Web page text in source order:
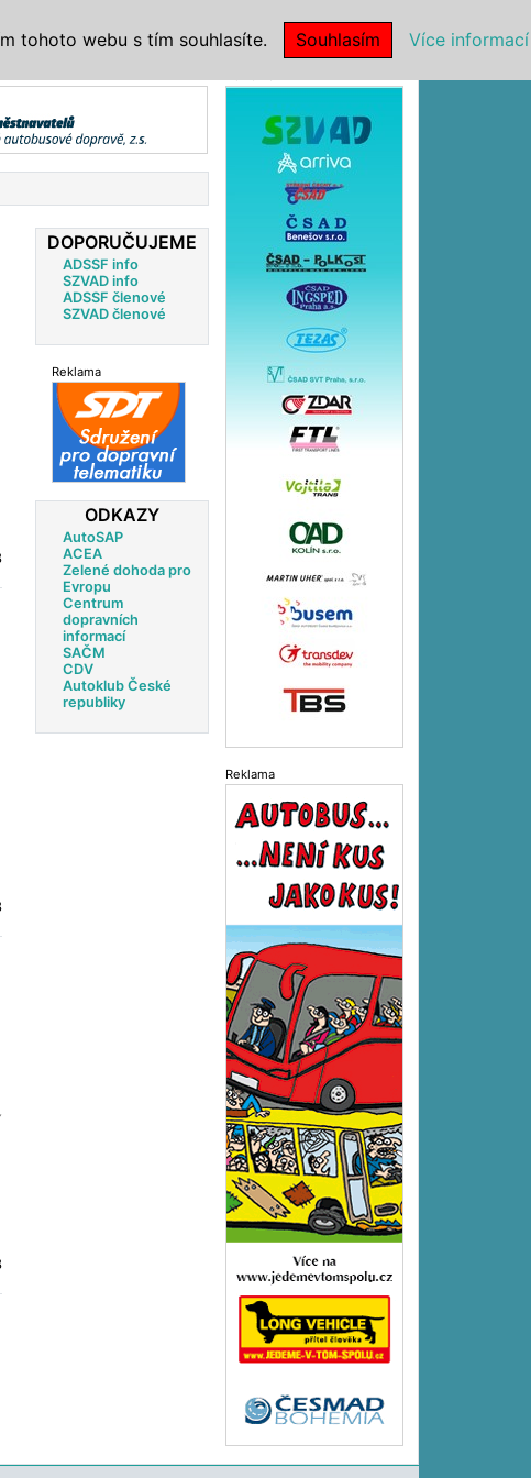
DOPORUČUJEME
ADSSF info
SZVAD info
ADSSF členové
SZVAD členové
Reklama
ODKAZY
AutoSAP
ACEA
Zelené dohoda pro
Evropu
Centrum
dopravních
informací
SAČM
CDV
Autoklub České
republiky
Reklama
tohoto webu s tím souhlasíte. Souhlasím Více informací